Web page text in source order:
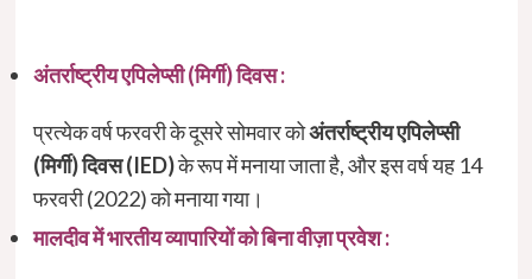
अंतर्राष्ट्रीय एपिलेप्सी (मिर्गी) दिवस :
प्रत्येक वर्ष फरवरी के दूसरे सोमवार कोअंतर्राष्ट्रीय एपिलेप्सी
(मिर्गी) दिवस (IED)के रूप में मनाया जाता है, और इस वर्ष यह 14
फरवरी (2022) को मनाया गया।
मालदीव में भारतीय व्‍यापारियों को बिना वीज़ा प्रवेश :